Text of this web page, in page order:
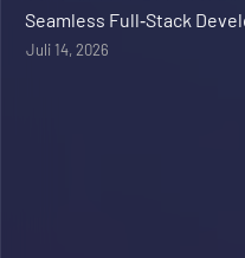
Seamless Full‑Stack
Juli 14, 2026